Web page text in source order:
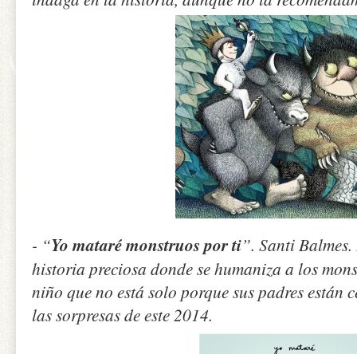
- “Yo mataré monstruos por ti”. Santi
historia preciosa donde se humaniza a los
niño que no está solo porque sus padres están
las sorpresas de este 2014.